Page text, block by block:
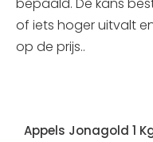
of iets hoger uitvalt
op de prijs..
Appels Jonagold 1